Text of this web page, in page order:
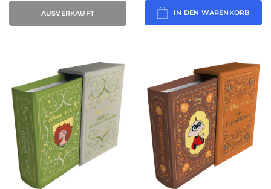
AUSVERKAUFT IN DEN WARENKORB